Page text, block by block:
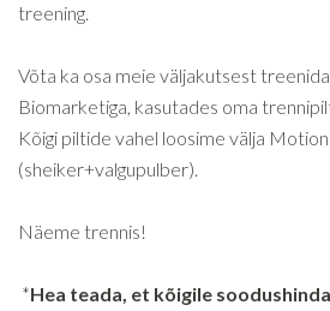
treening.
Võta ka osa meie väljakutsest
Biomarketiga, kasutades oma
Kõigi piltide vahel loosime välja
(sheiker+valgupulber).
Näeme trennis!
*Hea teada, et kõigile